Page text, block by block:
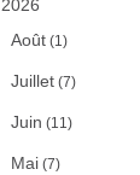
2026
Août (1)
Juillet (7)
Juin (11)
Mai (7)